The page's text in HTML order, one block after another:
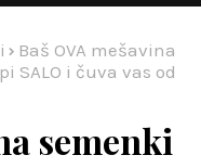
Baš OVA mešavina
SALO i čuva vas od
semenki